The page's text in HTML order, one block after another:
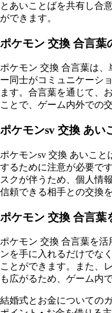
とあいことばを共有し合
ができます。
ポケモン 交換 合言葉
ポケモン 交換 合言葉は
ー同士がコミュニケーシ
ます。合言葉を通じて、
ことで、ゲーム内外での
ポケモンsv 交換 あい
ポケモンsv 交換 あいこ
するために注意が必要で
スクが伴うため、個人情
信頼できる相手との交換
ポケモン 交換 合言葉
ポケモン 交換 合言葉を
ンを手に入れるだけでな
ことができます。また、
も広がるため、ゲーム内
結婚式とお金についての